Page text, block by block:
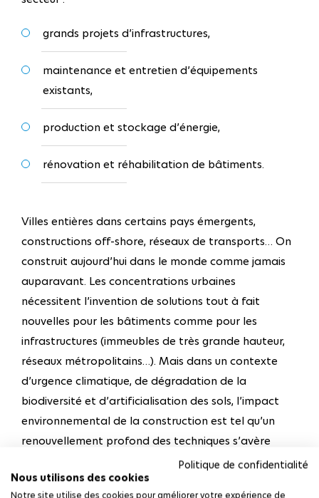
Politique de confidentialité
Nous utilisons des cookies
Notre site utilise des cookies pour améliorer votre expérience de
grands projets d’infrastructures,
maintenance et entretien d’équipements
existants,
production et stockage d’énergie,
rénovation et réhabilitation de bâtiments.
Villes entières dans certains pays émergents,
constructions off-shore, réseaux de transports… On
construit aujourd’hui dans le monde comme jamais
auparavant. Les concentrations urbaines
nécessitent l’invention de solutions tout à fait
nouvelles pour les bâtiments comme pour les
infrastructures (immeubles de très grande hauteur,
réseaux métropolitains…). Mais dans un contexte
d’urgence climatique, de dégradation de la
biodiversité et d’artificialisation des sols, l’impact
environnemental de la construction est tel qu’un
renouvellement profond des techniques s’avère
nécessaire pour réduire les dépenses énergétiques,
limiter les émissions de gaz à effet de serre ou